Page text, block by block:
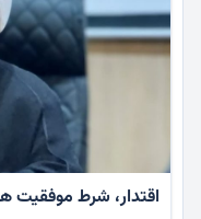
اقتدار، شرط موفقیت